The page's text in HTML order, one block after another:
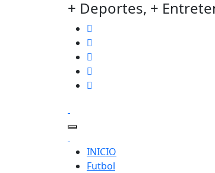
+ Deportes, +
INICIO
Futbol